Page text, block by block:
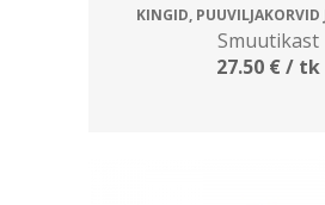
KINGID, PUUVILJAKORVID
Smuutikast
27.50 €/ tk